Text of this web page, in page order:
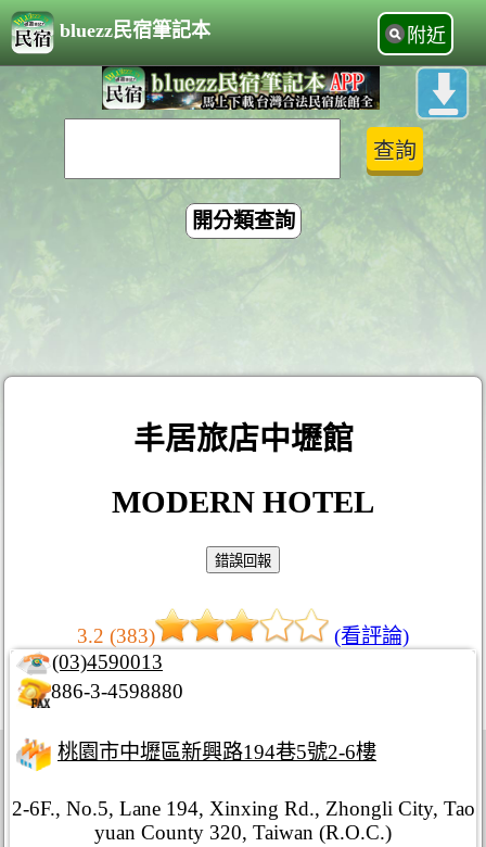
bluezz民宿筆記本 附近
開分類查詢
丰居旅店中壢館
MODERN HOTEL
3.2 (383)
(看評論)
(03)4590013
886-3-4598880
桃園市中壢區新興路194巷5號2-6樓
2-6F., No.5, Lane 194, Xinxing Rd., Zhongli City, Tao
yuan County 320, Taiwan (R.O.C.)